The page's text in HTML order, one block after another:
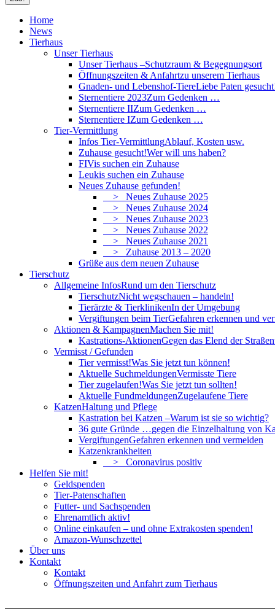
Home
News
Tierhaus
Unser Tierhaus
Unser Tierhaus –Schutzraum & Begegnungsort
Öffnungszeiten & Anfahrtzu unserem Tierhaus
Gnaden- und Lebenshof-TiereLiebe Paten
Sternentiere 2023Zum Gedenken …
Sternentiere IIZum Gedenken …
Sternentiere IZum Gedenken …
Tier-Vermittlung
Infos Tier-VermittlungAblauf, Kosten usw.
Zuhause gesucht!Wer will uns haben?
FIVis suchen ein Zuhause
Leukis suchen ein Zuhause
Neues Zuhause gefunden!
> Neues Zuhause 2025
> Neues Zuhause 2024
> Neues Zuhause 2023
> Neues Zuhause 2022
> Neues Zuhause 2021
> Zuhause 2013 – 2020
Grüße aus dem neuen Zuhause
Tierschutz
Allgemeine InfosRund um den Tierschutz
TierschutzNicht wegschauen – handeln!
Tierärzte & TierklinikenIn der Umgebung
Vergiftungen beim TierGefahren erkennen und
Aktionen & KampagnenMachen Sie mit!
Kastrations-AktionenGegen das Elend der
Vermisst / Gefunden
Tier vermisst!Was Sie jetzt tun können!
Aktuelle SuchmeldungenVermisste Tiere
Tier zugelaufen!Was Sie jetzt tun sollten!
Aktuelle FundmeldungenZugelaufene Tiere
KatzenHaltung und Pflege
Kastration bei Katzen –Warum ist sie so wichtig?
36 gute Gründe …gegen die Einzelhaltung von
VergiftungenGefahren erkennen und vermeiden
Katzenkrankheiten
> Coronavirus positiv
Helfen Sie mit!
Geldspenden
Tier-Patenschaften
Futter- und Sachspenden
Ehrenamtlich aktiv!
Online einkaufen – und ohne Extrakosten spenden!
Amazon-Wunschzettel
Über uns
Kontakt
Kontakt
Öffnungszeiten und Anfahrt zum Tierhaus